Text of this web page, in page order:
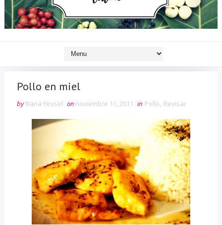
Pollo en miel
by Iliana Yessel on noviembre 11, 2011 in Pollo, Revisar